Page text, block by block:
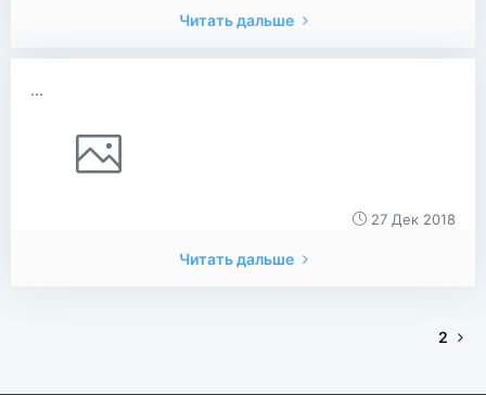
Читать дальше
...
27 Дек 2018
Читать дальше
2